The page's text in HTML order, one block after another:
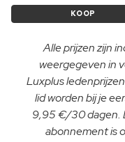
KOOP
Alle prijzen zijn
weergegeven in
Luxplus
lid worden bij je
9,95 €/30 dagen.
abonnement is